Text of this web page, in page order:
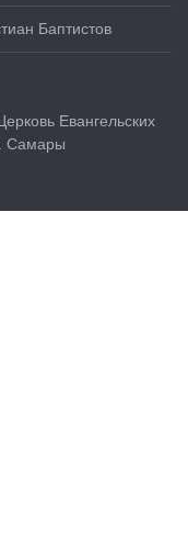
Баптистов
Евангельских
Самары